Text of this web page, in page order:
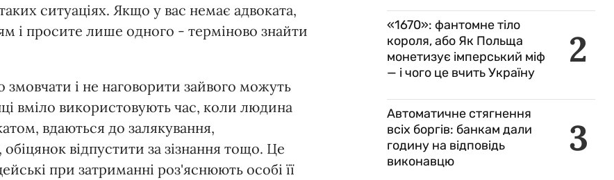
ситуаціях. Якщо у вас немає адвоката,
і просите лише одного - терміново знайти
і не наговорити зайвого можуть
вміло використовують час, коли людина
вдаються до залякування,
відпустити за зізнання тощо. Це
при затриманні роз'яснюють особі її
2
«1670»: фантомне тіло
короля, або Як Польща
монетизує імперський міф
— і чого це вчить Україну
3
Автоматичне стягнення
всіх боргів: банкам дали
годину на відповідь
виконавцю